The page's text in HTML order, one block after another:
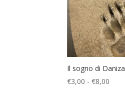
Il sogno di Daniza
€3,00 - €8,00